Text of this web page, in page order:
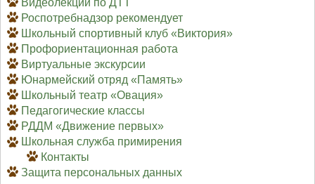
Роспотребнадзор рекомендует
Школьный спортивный клуб «Виктория»
Профориентационная работа
Виртуальные экскурсии
Юнармейский отряд «Память»
Школьный театр «Овация»
Педагогические классы
РДДМ «Движение первых»
Школьная служба примирения
Контакты
Защита персональных данных